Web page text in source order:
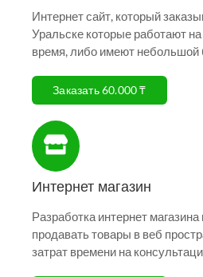
Интернет сайт, который
Уральске которые работают
время, либо имеют небольшой
Заказать 60.000 ₸
Интернет магазин
Разработка интернет
продавать товары в веб
затрат времени на